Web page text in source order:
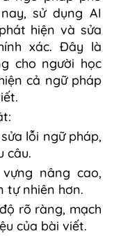
sử dụng AI
hiện và sửa
xác. Đây là
cho người học
cả ngữ pháp
lỗi ngữ pháp,
câu.
nâng cao,
tự nhiên hơn.
rõ ràng, mạch
của bài viết.